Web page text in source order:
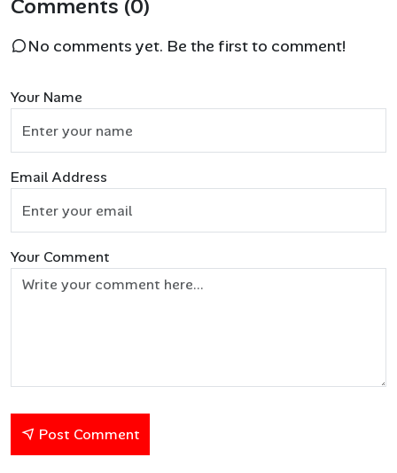
Comments (0)
No comments yet. Be the first to comment!
Your Name
Email Address
Your Comment
Post Comment